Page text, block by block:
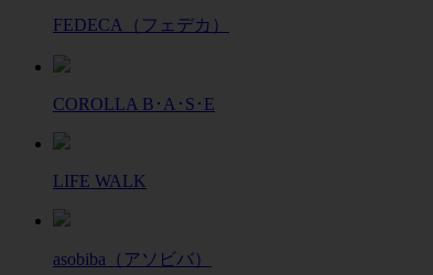
FEDECA（フェデカ）
COROLLA B･A･S･E
LIFE WALK
asobiba（アソビバ）